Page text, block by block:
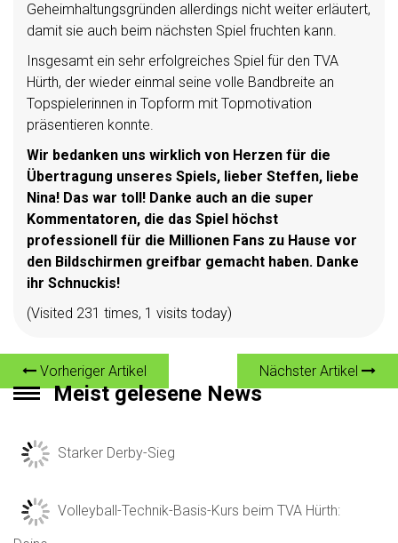
Geheimhaltungsgründen allerdings nicht weiter erläutert,
damit sie auch beim nächsten Spiel fruchten kann.
Insgesamt ein sehr erfolgreiches Spiel für den TVA
Hürth, der wieder einmal seine volle Bandbreite an
Topspielerinnen in Topform mit Topmotivation
präsentieren konnte.
Wir bedanken uns wirklich von Herzen für die
Übertragung unseres Spiels, lieber Steffen, liebe
Nina! Das war toll! Danke auch an die super
Kommentatoren, die das Spiel höchst
professionell für die Millionen Fans zu Hause vor
den Bildschirmen greifbar gemacht haben. Danke
ihr Schnuckis!
(Visited 231 times, 1 visits today)
Vorheriger Artikel Nächster Artikel
Meist gelesene News
Starker Derby-Sieg
Volleyball-Technik-Basis-Kurs beim TVA Hürth: